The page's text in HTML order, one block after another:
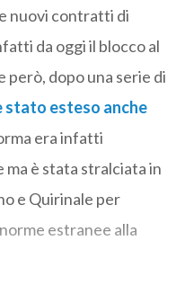
nuovi contratti di
da oggi il blocco al
però, dopo una serie di
stato esteso anche
era infatti
è stata stralciata in
e Quirinale per
estranee alla